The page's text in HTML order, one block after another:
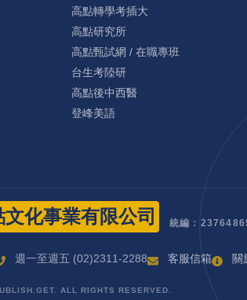
高點轉學考插大
高點研究所
高點甄試網 / 在職專班
台生考陸研
高點後中西醫
登峰美語
文化事業有限公司 統編：
週一至週五 (02)2311-2288 客服信箱 關
ALL RIGHTS RESERVED.